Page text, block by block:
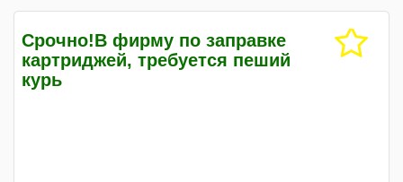
Срочно!В фирму по заправке
картриджей, требуется пеший
курь